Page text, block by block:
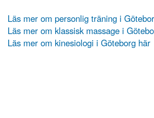
Läs mer om personlig träning i
Läs mer om klassisk massage i
Läs mer om kinesiologi i Göteborg här